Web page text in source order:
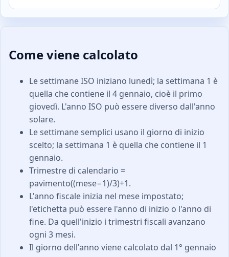
Come viene calcolato
Le settimane ISO iniziano lunedì; la settimana 1 è
quella che contiene il 4 gennaio, cioè il primo
giovedì. L'anno ISO può essere diverso dall'anno
solare.
Le settimane semplici usano il giorno di inizio
scelto; la settimana 1 è quella che contiene il 1
gennaio.
Trimestre di calendario =
pavimento((mese−1)/3)+1.
L'anno fiscale inizia nel mese impostato;
l'etichetta può essere l'anno di inizio o l'anno di
fine. Da quell'inizio i trimestri fiscali avanzano
ogni 3 mesi.
Il giorno dell'anno viene calcolato dal 1° gennaio